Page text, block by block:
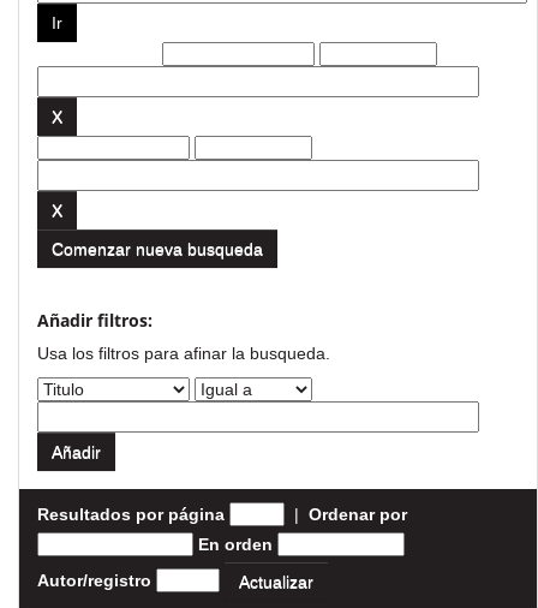
Comenzar nueva busqueda
Añadir filtros:
Usa los filtros para afinar la busqueda.
Resultados por página | Ordenar por
En orden
Autor/registro